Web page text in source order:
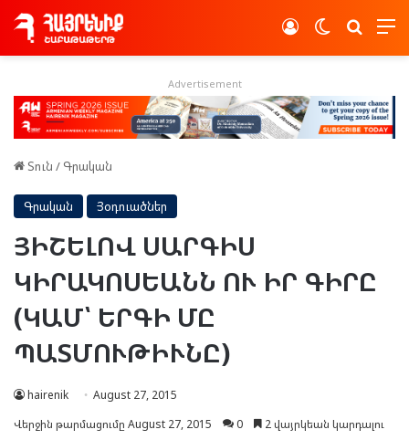
Switch skin
Log In
Advertisement
Տուն / Գրական
Գրական Յօդուածներ
ՅԻՇԵԼՈՎ ՍԱՐԳԻՍ
ԿԻՐԱԿՈՍԵԱՆՆ ՈՒ ԻՐ ԳԻՐԸ
(ԿԱՄ՝ ԵՐԳԻ ՄԸ
ՊԱՏՄՈՒԹԻՒՆԸ)
hairenik
August 27, 2015
Վերջին թարմացումը August 27, 2015
0 2 վայրկեան կարդալու